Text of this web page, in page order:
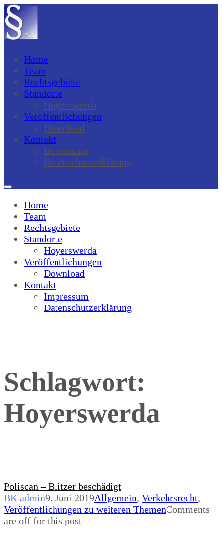
Home
Team
Rechtsgebiete
Standorte
Hoyerswerda
Veröffentlichungen
Download
Kontakt
Impressum
Datenschutzerklärung
Home
Team
Rechtsgebiete
Standorte
Hoyerswerda
Veröffentlichungen
Download
Kontakt
Impressum
Datenschutzerklärung
Schlagwort:
Hoyerswerda
Poliscan – Blitzer beschädigt
BK admin9. Juni 2019Allgemein, Verkehrsrecht,
Veröffentlichungen zu weiteren ThemenComments
are off for this post